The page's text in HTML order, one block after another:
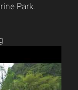
Park.